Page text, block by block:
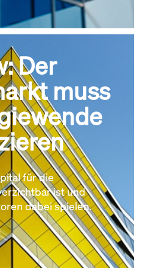
Der
muss
für die
ist und
dabei spielen.